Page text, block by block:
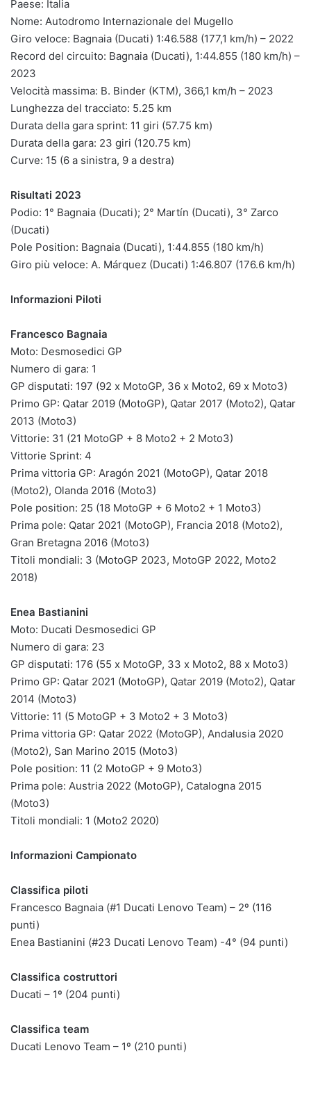
Paese: Italia
Nome: Autodromo Internazionale del Mugello
Giro veloce: Bagnaia (Ducati) 1:46.588 (177,1 km/h) – 2022
Record del circuito: Bagnaia (Ducati), 1:44.855 (180 km/h) –
2023
Velocità massima: B. Binder (KTM), 366,1 km/h – 2023
Lunghezza del tracciato: 5.25 km
Durata della gara sprint: 11 giri (57.75 km)
Durata della gara: 23 giri (120.75 km)
Curve: 15 (6 a sinistra, 9 a destra)
Risultati 2023
Podio: 1° Bagnaia (Ducati); 2° Martín (Ducati), 3° Zarco
(Ducati)
Pole Position: Bagnaia (Ducati), 1:44.855 (180 km/h)
Giro più veloce: A. Márquez (Ducati) 1:46.807 (176.6 km/h)
Informazioni Piloti
Francesco Bagnaia
Moto: Desmosedici GP
Numero di gara: 1
GP disputati: 197 (92 x MotoGP, 36 x Moto2, 69 x Moto3)
Primo GP: Qatar 2019 (MotoGP), Qatar 2017 (Moto2), Qatar
2013 (Moto3)
Vittorie: 31 (21 MotoGP + 8 Moto2 + 2 Moto3)
Vittorie Sprint: 4
Prima vittoria GP: Aragón 2021 (MotoGP), Qatar 2018
(Moto2), Olanda 2016 (Moto3)
Pole position: 25 (18 MotoGP + 6 Moto2 + 1 Moto3)
Prima pole: Qatar 2021 (MotoGP), Francia 2018 (Moto2),
Gran Bretagna 2016 (Moto3)
Titoli mondiali: 3 (MotoGP 2023, MotoGP 2022, Moto2
2018)
Enea Bastianini
Moto: Ducati Desmosedici GP
Numero di gara: 23
GP disputati: 176 (55 x MotoGP, 33 x Moto2, 88 x Moto3)
Primo GP: Qatar 2021 (MotoGP), Qatar 2019 (Moto2), Qatar
2014 (Moto3)
Vittorie: 11 (5 MotoGP + 3 Moto2 + 3 Moto3)
Prima vittoria GP: Qatar 2022 (MotoGP), Andalusia 2020
(Moto2), San Marino 2015 (Moto3)
Pole position: 11 (2 MotoGP + 9 Moto3)
Prima pole: Austria 2022 (MotoGP), Catalogna 2015
(Moto3)
Titoli mondiali: 1 (Moto2 2020)
Informazioni Campionato
Classifica piloti
Francesco Bagnaia (#1 Ducati Lenovo Team) – 2º (116
punti)
Enea Bastianini (#23 Ducati Lenovo Team) -4° (94 punti)
Classifica costruttori
Ducati – 1º (204 punti)
Classifica team
Ducati Lenovo Team – 1º (210 punti)